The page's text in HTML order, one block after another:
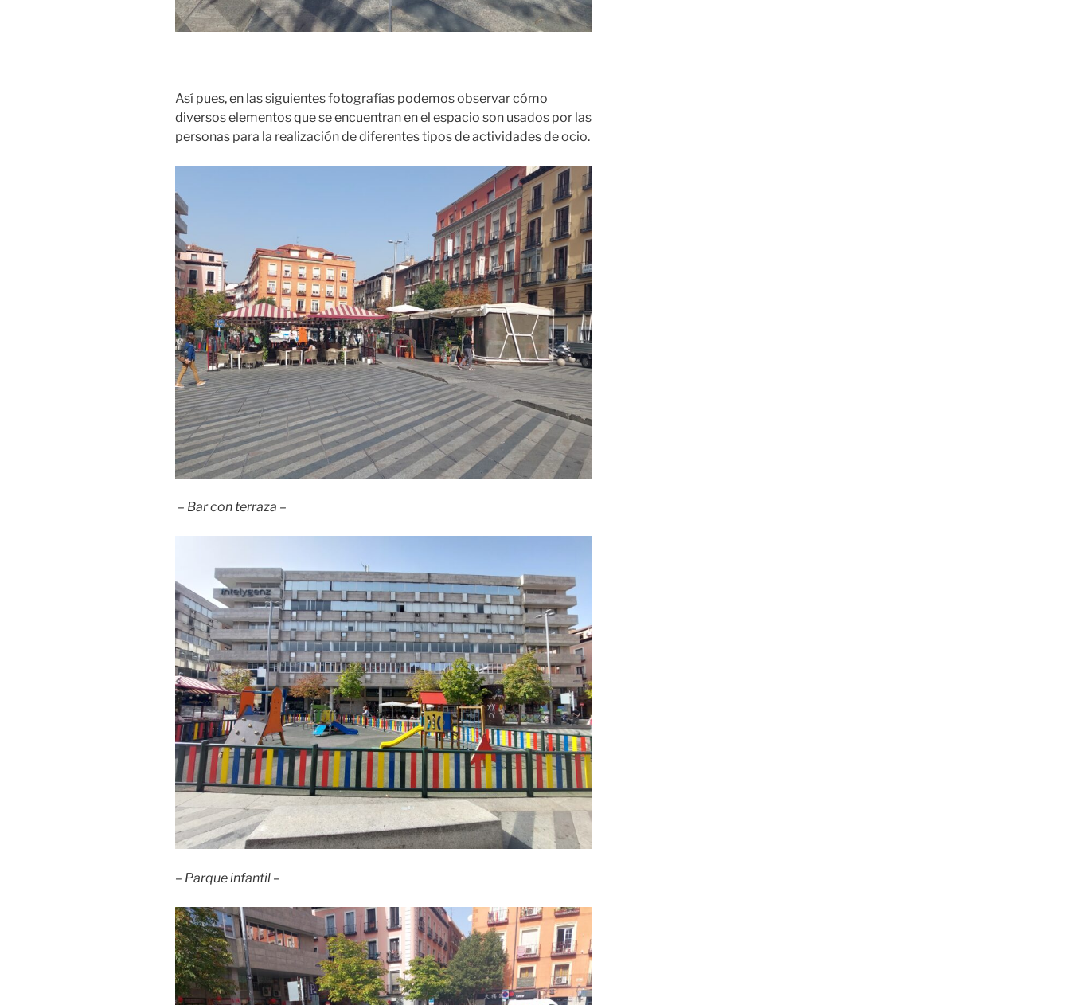
Así pues, en las siguientes fotografías podemos observar cómo
diversos elementos que se encuentran en el espacio son usados por las
personas para la realización de diferentes tipos de actividades de ocio.
– Bar con terraza –
– Parque infantil –